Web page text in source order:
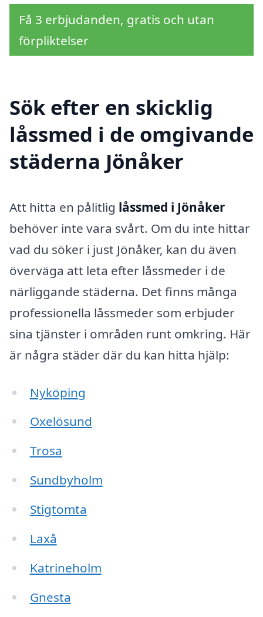
Få 3 erbjudanden, gratis och utan
förpliktelser
Sök efter en skicklig
låssmed i de omgivande
städerna Jönåker
Att hitta en pålitlig låssmed i Jönåker
behöver inte vara svårt. Om du inte hittar
vad du söker i just Jönåker, kan du även
överväga att leta efter låssmeder i de
närliggande städerna. Det finns många
professionella låssmeder som erbjuder
sina tjänster i områden runt omkring. Här
är några städer där du kan hitta hjälp:
Nyköping
Oxelösund
Trosa
Sundbyholm
Stigtomta
Laxå
Katrineholm
Gnesta